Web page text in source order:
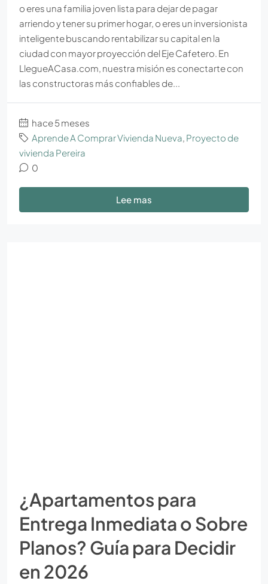
o eres una familia joven lista para dejar de pagar
arriendo y tener su primer hogar, o eres un inversionista
inteligente buscando rentabilizar su capital en la
ciudad con mayor proyección del Eje Cafetero. En
LlegueACasa.com, nuestra misión es conectarte con
las constructoras más confiables de...
hace 5 meses
Aprende A Comprar Vivienda Nueva, Proyecto de
vivienda Pereira
0
Lee mas
¿Apartamentos para
Entrega Inmediata o Sobre
Planos? Guía para Decidir
en 2026